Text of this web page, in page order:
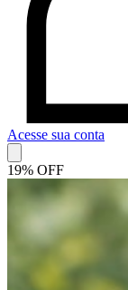
Acesse sua conta
19% OFF